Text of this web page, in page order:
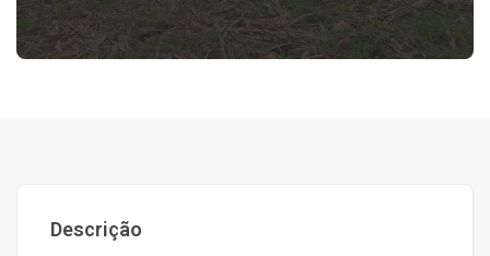
Descrição